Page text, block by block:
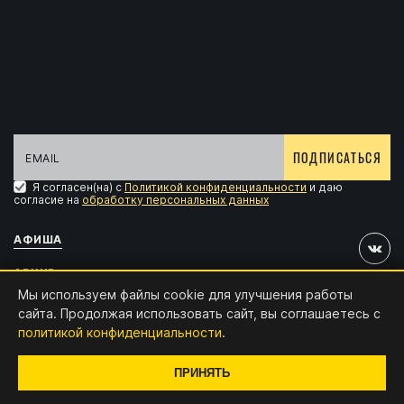
Мы используем файлы cookie для улучшения работы
сайта. Продолжая использовать сайт, вы соглашаетесь с
политикой конфиденциальности.
ПРИНЯТЬ
ПОДПИСАТЬСЯ
Я согласен(на) с Политикой конфиденциальности и даю
согласие на обработку персональных данных
АФИША
АРХИВ
АККРЕДИТАЦИЯ
КОНТАКТЫ
x4.digital